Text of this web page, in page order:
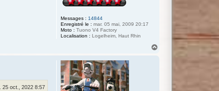
Messages : 14844
Enregistré le : mar. 05 mai, 2009 20:17
Moto : Tuono V4 Factory
Localisation : Logelheim, Haut Rhin
25 oct., 2022 8:57